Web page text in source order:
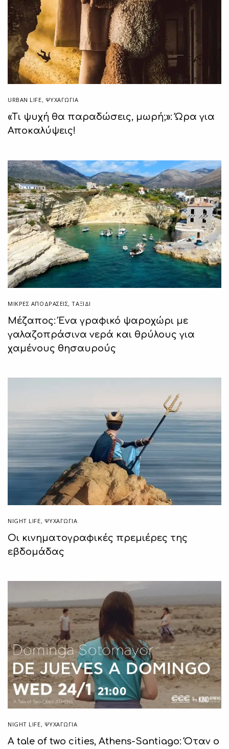
URBAN LIFE, ΨΥΧΑΓΩΓΙΑ
«Τι ψυχή θα παραδώσεις, μωρή;»: Ώρα για
Αποκαλύψεις!
ΜΙΚΡΈΣ ΑΠΟΔΡΆΣΕΙΣ,ΤΑΞΙΔΙ
Μέζαπος: Ένα γραφικό ψαροχώρι με
γαλαζοπράσινα νερά και θρύλους για
χαμένους θησαυρούς
NIGHT LIFE, ΨΥΧΑΓΩΓΙΑ
Οι κινηματογραφικές πρεμιέρες της
εβδομάδας
NIGHT LIFE, ΨΥΧΑΓΩΓΙΑ
A tale of two cities, Athens-Santiago: Όταν ο